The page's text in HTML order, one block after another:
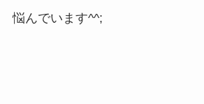
悩んでいます^^;